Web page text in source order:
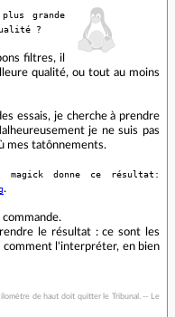
grande
?
filtres, il
qualité, ou tout au moins
essais, je cherche à prendre
je ne suis pas
mes tatônnements.
magick donne ce résultat:
.
commande.
le résultat : ce sont les
comment l'interpréter, en bien
de haut doit quitter le Tribunal. -- Le